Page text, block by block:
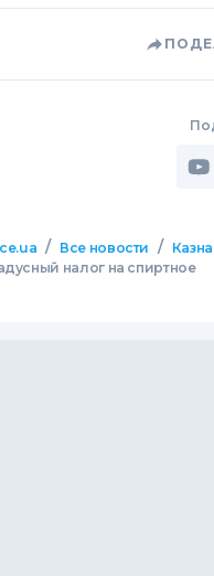
/ Все новости /
налог на спиртное